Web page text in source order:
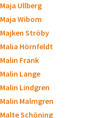
Maja Ullberg
Maja Wibom
Majken Ströby
Malia Hörnfeldt
Malin Frank
Malin Lange
Malin Lindgren
Malin Malmgren
Malte Schöning